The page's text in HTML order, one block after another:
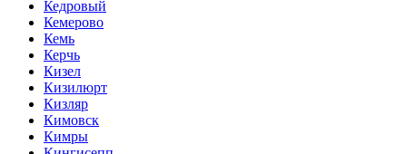
Кедровый
Кемерово
Кемь
Керчь
Кизел
Кизилюрт
Кизляр
Кимовск
Кимры